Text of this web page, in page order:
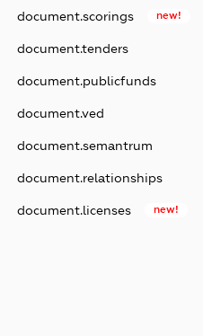
document.scorings new!
document.tenders
document.publicfunds
document.ved
document.semantrum
document.relationships
document.licenses new!